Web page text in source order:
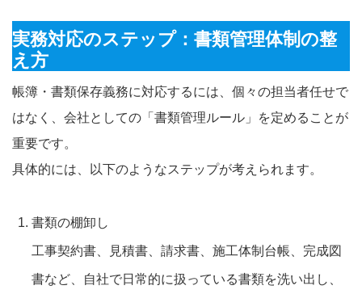
実務対応のステップ：書類管理体制の整
え方
帳簿・書類保存義務に対応するには、個々の担当者任せで
はなく、会社としての「書類管理ルール」を定めることが
重要です。
具体的には、以下のようなステップが考えられます。
書類の棚卸し
工事契約書、見積書、請求書、施工体制台帳、完成図
書など、自社で日常的に扱っている書類を洗い出し、